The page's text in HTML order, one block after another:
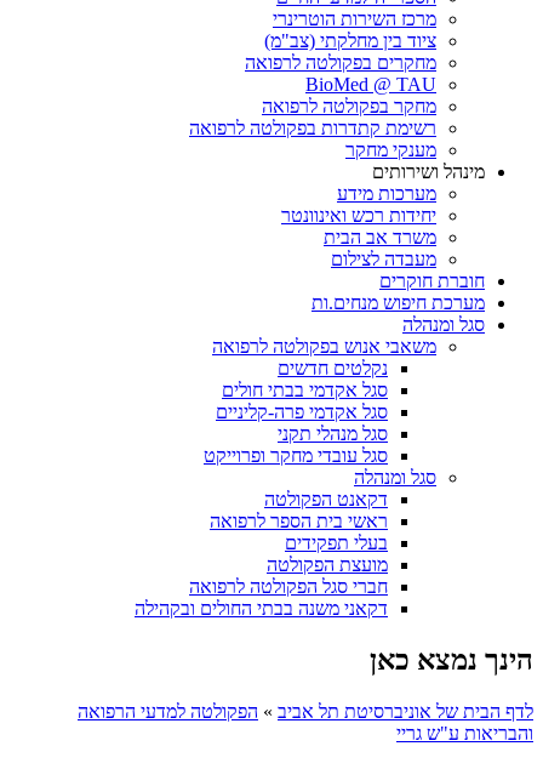
מרכז השירות הוטרינרי
ציוד בין מחלקתי (צב"מ)
מחקרים בפקולטה לרפואה
BioMed @ TAU
מחקר בפקולטה לרפואה
רשימת קתדרות בפקולטה לרפואה
מענקי מחקר
מינהל ושירותים
מערכות מידע
יחידות רכש ואינוונטר
משרד אב הבית
מעבדה לצילום
חוברת חוקרים
מערכת חיפוש מנחים.ות
סגל ומנהלה
משאבי אנוש בפקולטה לרפואה
נקלטים חדשים
סגל אקדמי בבתי חולים
סגל אקדמי פרה-קליניים
סגל מנהלי תקני
סגל עובדי מחקר ופרוייקט
סגל ומנהלה
דקאנט הפקולטה
ראשי בית הספר לרפואה
בעלי תפקידים
מועצת הפקולטה
חברי סגל הפקולטה לרפואה
דקאני משנה בבתי החולים ובקהילה
הינך נמצא כאן
לדף הבית של אוניברסיטת תל אביב » הפקולטה למדעי הרפואה
והבריאות ע"ש גריי